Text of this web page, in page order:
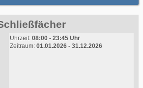
Uhrzeit: 08:00 - 23:45 Uhr
Zeitraum: 01.01.2026 - 31.12.2026